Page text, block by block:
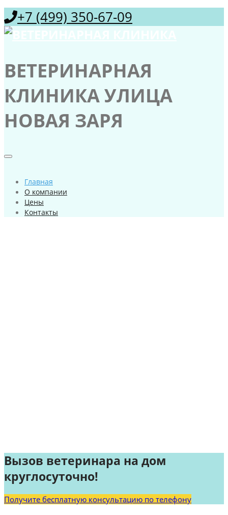
+7 (499) 350-67-09
ВЕТЕРИНАРНАЯ
КЛИНИКА УЛИЦА
НОВАЯ ЗАРЯ
Главная
О компании
Цены
Контакты
Вызов ветеринара на дом
круглосуточно!
Получите бесплатную консультацию по телефону